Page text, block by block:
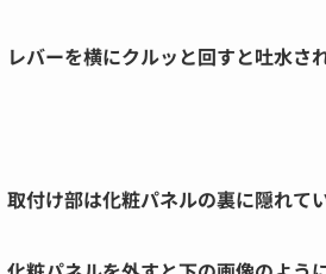
レバーを横にクルッと回すと吐水さ
取付け部は化粧パネルの裏に隠れてい